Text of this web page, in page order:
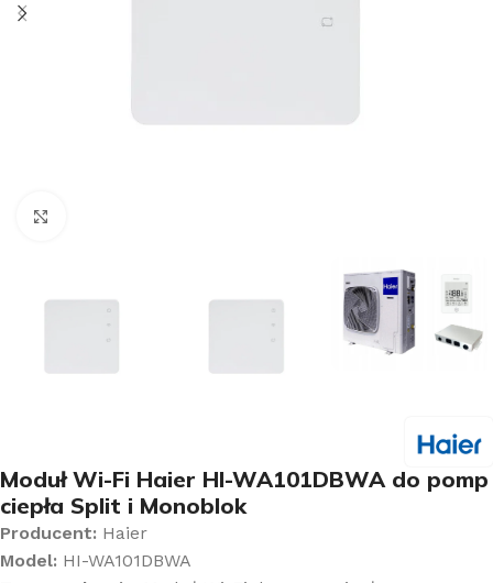
Moduł Wi-Fi Haier HI-WA101DBWA do pomp
ciepła Split i Monoblok
Producent: Haier
Model: HI-WA101DBWA